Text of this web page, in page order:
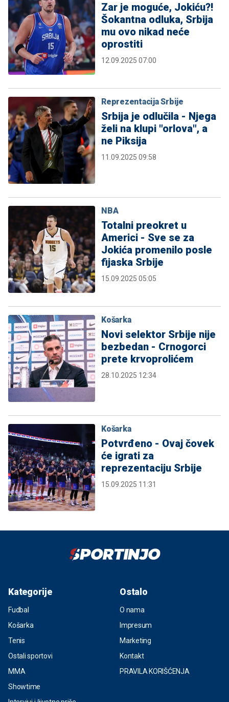
Zar je moguće, Jokiću?!
Šokantna odluka, Srbija
mu ovo nikad neće
oprostiti
12.09.2025 07:00
Reprezentacija Srbije
Srbija je odlučila - Njega
želi na klupi "orlova", a
ne Piksija
11.09.2025 09:58
NBA
Totalni preokret u
Americi - Sve se za
Jokića promenilo posle
fijaska Srbije
15.09.2025 05:05
Košarka
Novi selektor Srbije nije
bezbedan - Crnogorci
prete krvoprolićem
28.10.2025 12:34
Košarka
Potvrđeno - Ovaj čovek
će igrati za
reprezentaciju Srbije
15.09.2025 11:31
Kategorije
Fudbal
Košarka
Tenis
Ostali sportovi
MMA
Showtime
Ostalo
O nama
Impresum
Marketing
Kontakt
PRAVILA KORIŠĆENJA